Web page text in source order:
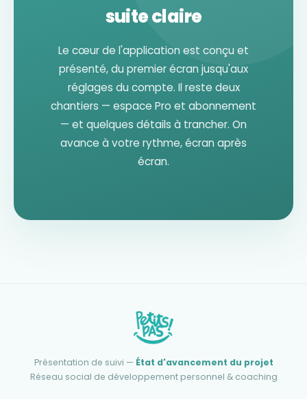
suite claire
Le cœur de l'application est conçu et
présenté, du premier écran jusqu'aux
réglages du compte. Il reste deux
chantiers — espace Pro et abonnement
— et quelques détails à trancher. On
avance à votre rythme, écran après
écran.
Présentation de suivi — État d'avancement du projet
Réseau social de développement personnel & coaching